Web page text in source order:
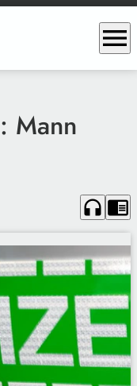
menu
Mann
headphones chrome_reader_mode